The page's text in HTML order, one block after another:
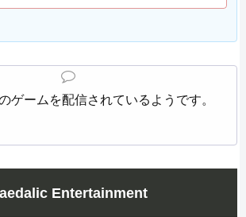
ゲームを配信されているようです。
Entertainment